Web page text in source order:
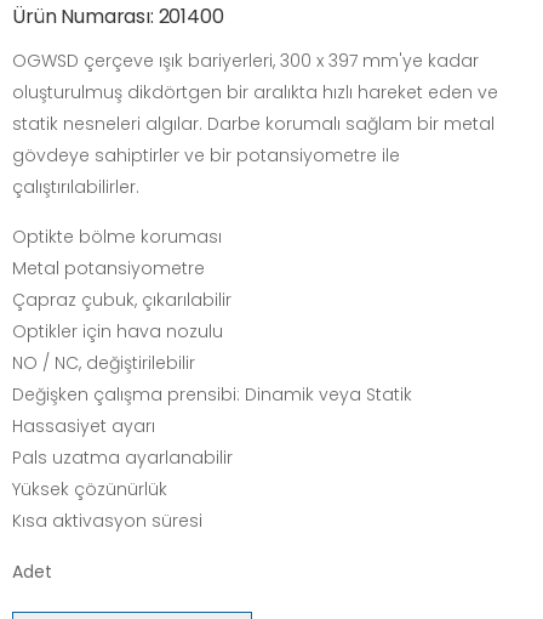
Ürün Numarası: 201400
OGWSD çerçeve ışık bariyerleri, 300 x 397 mm'ye kadar
oluşturulmuş dikdörtgen bir aralıkta hızlı hareket eden ve
statik nesneleri algılar. Darbe korumalı sağlam bir metal
gövdeye sahiptirler ve bir potansiyometre ile
çalıştırılabilirler.
Optikte bölme koruması
Metal potansiyometre
Çapraz çubuk, çıkarılabilir
Optikler için hava nozulu
NO / NC, değiştirilebilir
Değişken çalışma prensibi: Dinamik veya Statik
Hassasiyet ayarı
Pals uzatma ayarlanabilir
Yüksek çözünürlük
Kısa aktivasyon süresi
Adet